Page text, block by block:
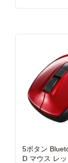
5ボタン
D マウス レッ